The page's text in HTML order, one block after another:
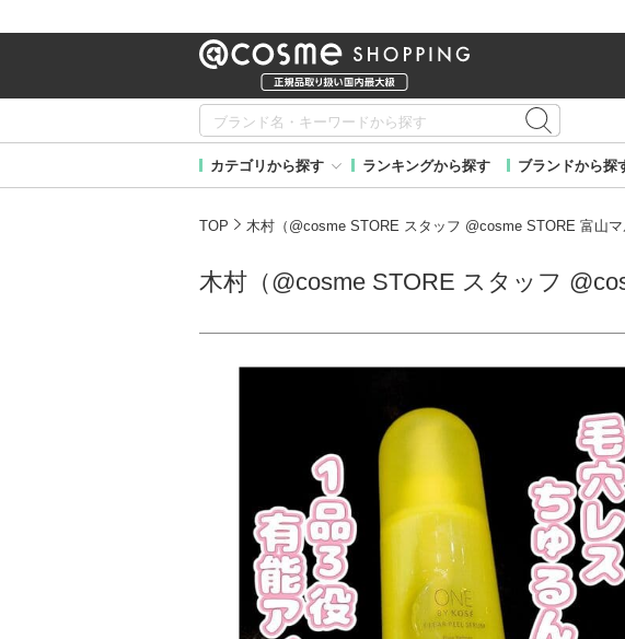
カテゴリから探す ランキングから探す ブランドから探
TOP 木村（@cosme STORE スタッフ @cosme STORE 富山
木村（@cosme STORE スタッフ